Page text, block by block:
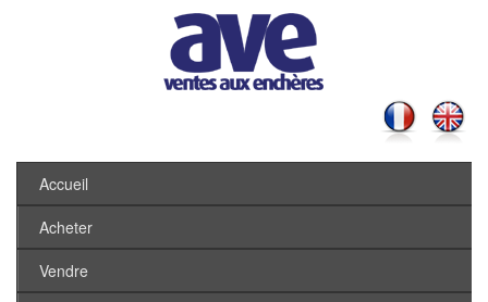
Accueil
Acheter
Vendre